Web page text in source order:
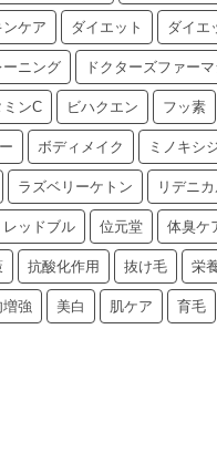
ンケア ダイエット ダイエ
ーニング ドクターズファー
ミンC ビハクエン フッ素
ボディメイク ミノキシ
ラズベリーケトン リデニ
レッドブル 位元堂 体臭ケ
抗酸化作用 抜け毛 栄
強 美白 肌ケア 育毛